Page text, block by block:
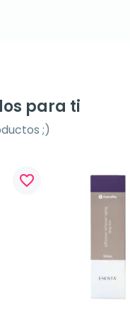
para ti
;)
favorite_border